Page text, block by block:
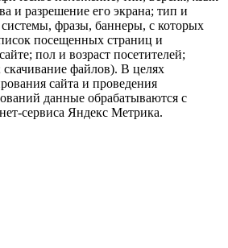
и разрешение его экрана; тип и
фразы, баннеры, с которых
посещенных страниц и
пол и возраст посетителей;
скачивание файлов). В целях
сайта и проведения
данные обрабатываются с
сервиса Яндекс Метрика.